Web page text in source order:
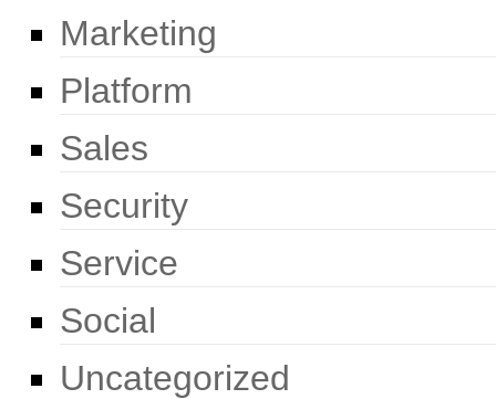
Marketing
Platform
Sales
Security
Service
Social
Uncategorized